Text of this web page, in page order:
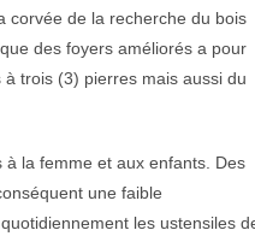
corvée de la recherche du bois
des foyers améliorés a pour
trois (3) pierres mais aussi du
la femme et aux enfants. Des
une faible
les ustensiles